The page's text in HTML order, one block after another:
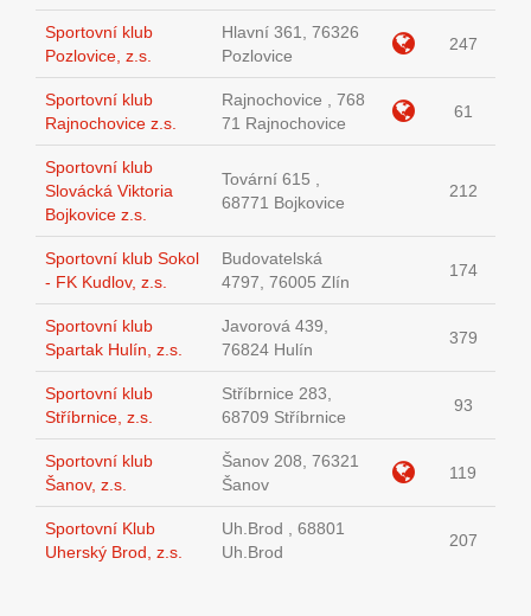
Sportovní klub
Pozlovice, z.s.
Hlavní 361, 76326
Pozlovice
247
Sportovní klub
Rajnochovice z.s.
Rajnochovice , 768
71 Rajnochovice
61
Sportovní klub
Slovácká Viktoria
Bojkovice z.s.
Tovární 615 ,
68771 Bojkovice
212
Sportovní klub Sokol
- FK Kudlov, z.s.
Budovatelská
4797, 76005 Zlín
174
Sportovní klub
Spartak Hulín, z.s.
Javorová 439,
76824 Hulín
379
Sportovní klub
Stříbrnice, z.s.
Stříbrnice 283,
68709 Stříbrnice
93
Sportovní klub
Šanov, z.s.
Šanov 208, 76321
Šanov
119
Sportovní Klub
Uherský Brod, z.s.
Uh.Brod , 68801
Uh.Brod
207